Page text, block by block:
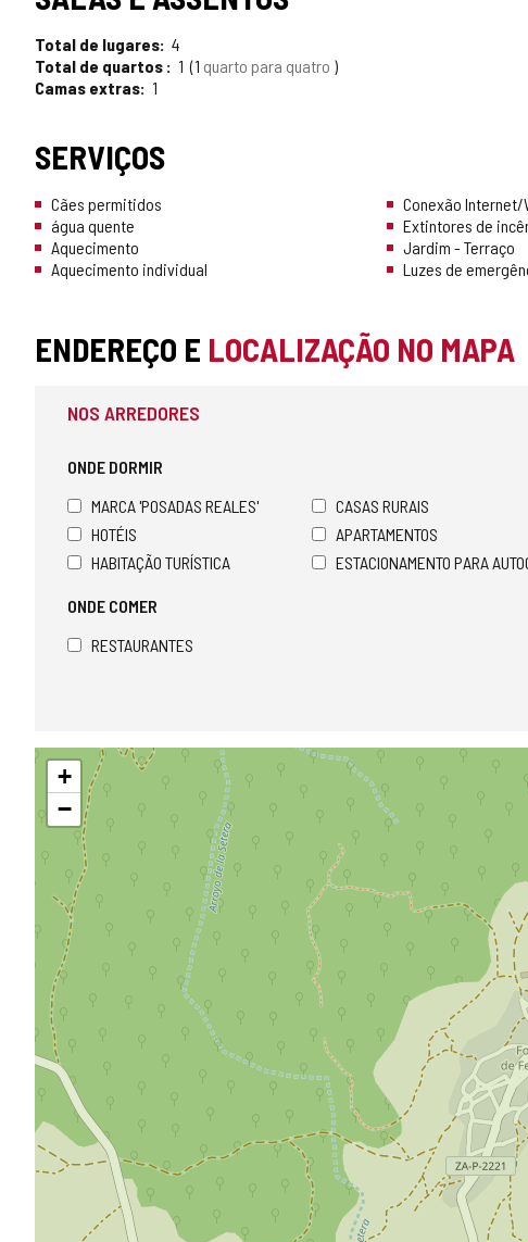
TURISMO
CONFIÁVEL
Total de lugares 4
Total de quartos
1 1 quarto para quatro
Camas extras
1
SERVIÇOS
Cães permitidos
água quente
Aquecimento
Aquecimento individual
Conexão Internet/
Extintores de
Jardim - Terraço
Luzes de
ENDEREÇO E LOCALIZAÇÃO NO MAPA
NOS ARREDORES
ONDE DORMIR
MARCA 'POSADAS REALES'
CASAS RURAIS
HOTÉIS
APARTAMENTOS
HABITAÇÃO TURÍSTICA
ESTACIONAMENTO PARA
ONDE COMER
RESTAURANTES
Pular
mapa
+
−